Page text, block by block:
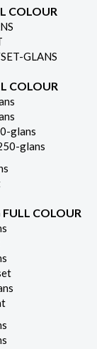
COLOUR
GLANS
COLOUR
glans
glans
FULL COLOUR